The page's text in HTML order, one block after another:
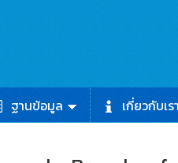
ฐานข้อมูล เกี่ยวกับเรา